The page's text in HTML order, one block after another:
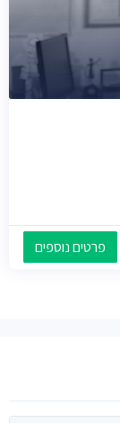
פרטים נוספים